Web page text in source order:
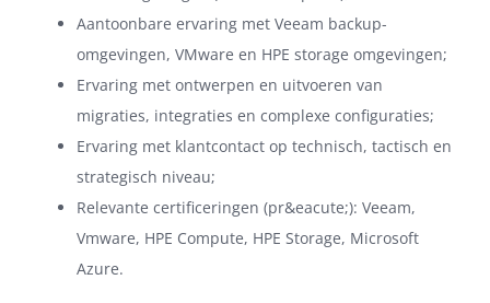
Aantoonbare ervaring met Veeam backup-
omgevingen, VMware en HPE storage omgevingen;
Ervaring met ontwerpen en uitvoeren van
migraties, integraties en complexe configuraties;
Ervaring met klantcontact op technisch, tactisch en
strategisch niveau;
Relevante certificeringen (pr&eacute;): Veeam,
Vmware, HPE Compute, HPE Storage, Microsoft
Azure.